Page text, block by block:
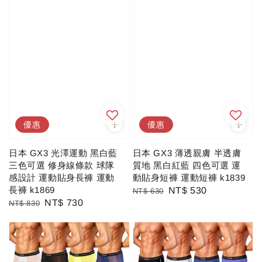
優惠
日本 GX3 光澤運動 黑白藍
三色可選 修身線條款 球隊
感設計 運動貼身長褲 運動
長褲 k1869
Regular
NT$ 830 Sale
NT$ 730
優惠
日本 GX3 薄透親膚 半透膚
質地 黑白紅藍 四色可選 運
動貼身短褲 運動短褲 k1839
Regular
NT$ 630
Sale
NT$ 530